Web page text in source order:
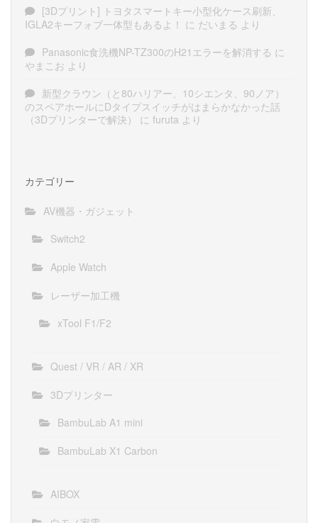
[3Dプリント] トヨタスマートキー小型化ケース刷新、
IGLA2キーフォブ一体型もあるよ！ に だいまる より
Panasonic食洗機NP-TZ300のH21エラーを解消する に
やまこお より
新型クラウン（と80ハリアー、10シエンタ、90ノア）
のスペアホールにDタイプスイッチがはまらかなかった話
（3Dプリンターで解決）
に furuta より
カテゴリー
AV機器・ガジェット
Switch2
Apple Watch
レーザー加工機
xTool F1/F2
Quest / VR / AR / XR
3Dプリンター
BambuLab A1 mini
BambuLab X1 Carbon
AIBOX